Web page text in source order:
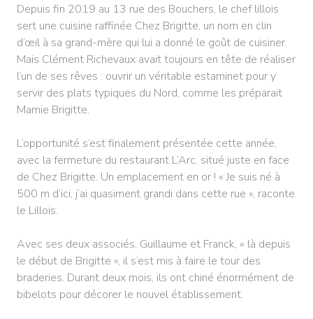
Depuis fin 2019 au 13 rue des Bouchers, le chef lillois
sert une cuisine raffinée Chez Brigitte, un nom en clin
d’œil à sa grand-mère qui lui a donné le goût de cuisiner.
Mais Clément Richevaux avait toujours en tête de réaliser
l’un de ses rêves : ouvrir un véritable estaminet pour y
servir des plats typiques du Nord, comme les préparait
Mamie Brigitte.
L’opportunité s’est finalement présentée cette année,
avec la fermeture du restaurant L’Arc, situé juste en face
de Chez Brigitte. Un emplacement en or ! « Je suis né à
500 m d’ici, j’ai quasiment grandi dans cette rue », raconte
le Lillois.
Avec ses deux associés, Guillaume et Franck, « là depuis
le début de Brigitte », il s’est mis à faire le tour des
braderies. Durant deux mois, ils ont chiné énormément de
bibelots pour décorer le nouvel établissement.